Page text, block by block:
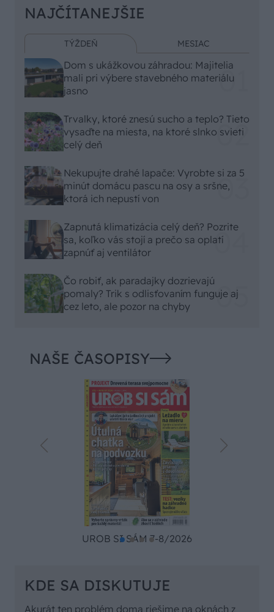
NAJČÍTANEJŠIE
TÝŽDEŇ MESIAC
Dom s ukážkovou záhradou: Majitelia
mali pri výbere stavebného materiálu
jasno
Trvalky, ktoré znesú sucho a teplo? Tieto
vysaďte na miesta, na ktoré slnko svieti
celý deň
Nekupujte drahé lapače: Vyrobte si za 5
minút domácu pascu na osy a sršne,
ktorá ich nepustí von
Zapnutá klimatizácia celý deň? Pozrite
sa, koľko vás stojí a prečo sa oplatí
zapnúť aj ventilátor
Čo robiť, ak paradajky dozrievajú
pomaly? Trik s odlisťovaním funguje aj
cez leto, ale pozor na chyby
NAŠE ČASOPISY
UROB SI SÁM 7-8/2026
KDE SA DISKUTUJE
Akurát ten problém doma riešime na oknách z